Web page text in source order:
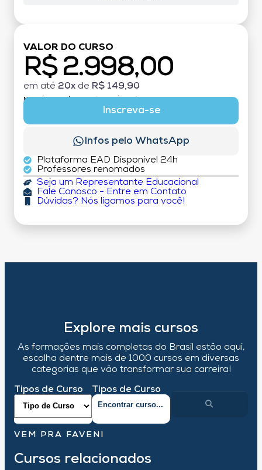
VALOR DO CURSO
R$ 2.998,00
em até 20x de R$ 149,90
MATRÍCULA:
Inscreva-se
Infos pelo WhatsApp
Plataforma EAD Disponível 24h
Professores renomados
Seja um Representante Educacional
Fale Conosco - Entre em Contato
Dúvidas? Nós ligamos para você!
Explore mais cursos
As formações mais completas do Brasil estão aqui,
escolha dentre mais de 1000 cursos em diversas
categorias que vão transformar sua carreira!
Tipos de Curso Tipos de Curso
VEM PRA FAVENI
Cursos relacionados